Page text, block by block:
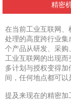
精密
在当前工业互联网
处理的高度跨行业集
个产品从研发、采购
工业互联网的出现
多计划与授权变得
间，任何地点都可以
提及来现在的精密